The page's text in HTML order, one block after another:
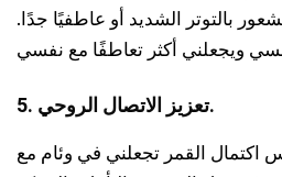
بالتوتر الشديد أو عاطفيًا جدًا.
5. تعزيز الاتصال الروحي.
اكتمال القمر تجعلني في وئام مع